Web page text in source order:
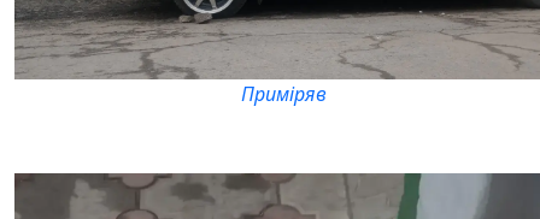
Приміряв